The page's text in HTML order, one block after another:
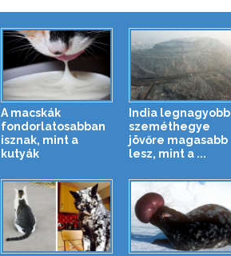
A macskák
fondorlatosabban
isznak, mint a
kutyák
India legnagyobb
szeméthegye
jövőre magasabb
lesz, mint a ...